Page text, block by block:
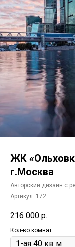
ЖК
г.Москва
Авторский дизайн с
Артикул: 172
216 000 р.
Кол-во комнат